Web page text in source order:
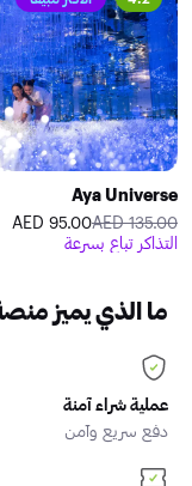
Aya Universe
135.00 AED
95.00 AED
التذاكر تباع بسرعة
ما الذي يميز
عملية شراء آمنة
دفع سريع وآمن